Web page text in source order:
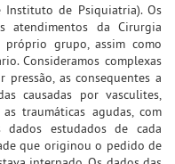
Instituto de Psiquiatria). Os
atendimentos da Cirurgia
grupo, assim como
Consideramos complexas
as consequentes a
causadas por vasculites,
traumáticas agudas, com
estudados de cada
que originou o pedido de